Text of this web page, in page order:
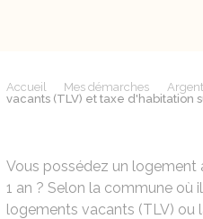
Accueil Mes démarches
vacants (TLV) et taxe d'habitation
Vous possédez un logement
1 an ? Selon la commune où
logements vacants (TLV) ou